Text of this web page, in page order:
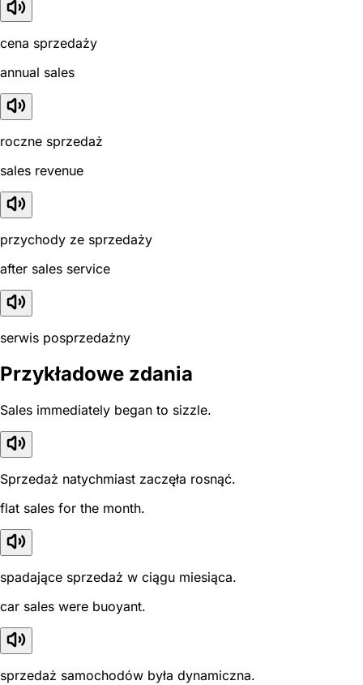
cena sprzedaży
annual sales
roczne sprzedaż
sales revenue
przychody ze sprzedaży
after sales service
serwis posprzedażny
Przykładowe zdania
Sales immediately began to sizzle.
Sprzedaż natychmiast zaczęła rosnąć.
flat sales for the month.
spadające sprzedaż w ciągu miesiąca.
car sales were buoyant.
sprzedaż samochodów była dynamiczna.